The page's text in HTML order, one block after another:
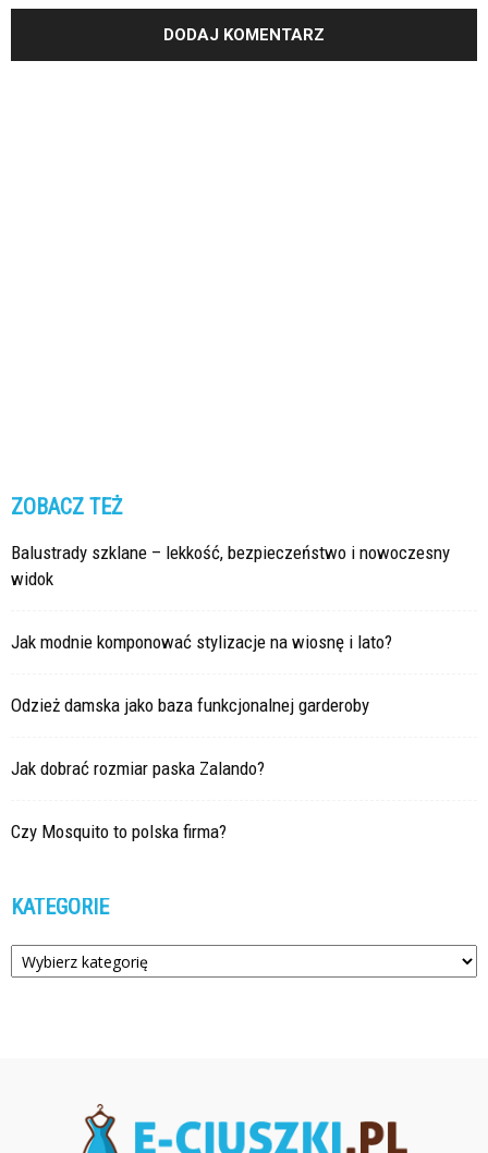
ZOBACZ TEŻ
Balustrady szklane – lekkość, bezpieczeństwo i nowoczesny
widok
Jak modnie komponować stylizacje na wiosnę i lato?
Odzież damska jako baza funkcjonalnej garderoby
Jak dobrać rozmiar paska Zalando?
Czy Mosquito to polska firma?
KATEGORIE
Kategorie